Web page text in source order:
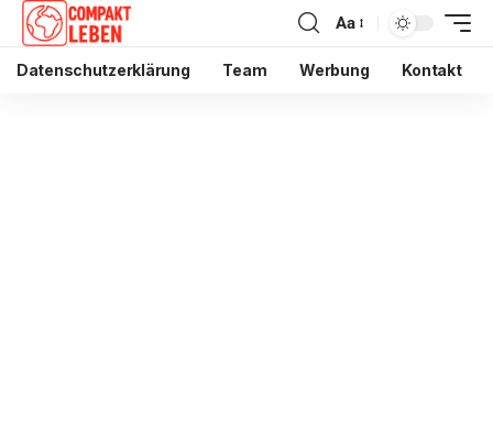
Aa
Datenschutzerklärung Team Werbung Kontakt